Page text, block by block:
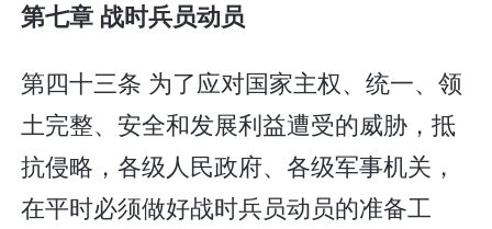
第七章 战时兵员动员
第四十三条 为了应对国家主权、统一、领
土完整、安全和发展利益遭受的威胁，抵
抗侵略，各级人民政府、各级军事机关，
在平时必须做好战时兵员动员的准备工